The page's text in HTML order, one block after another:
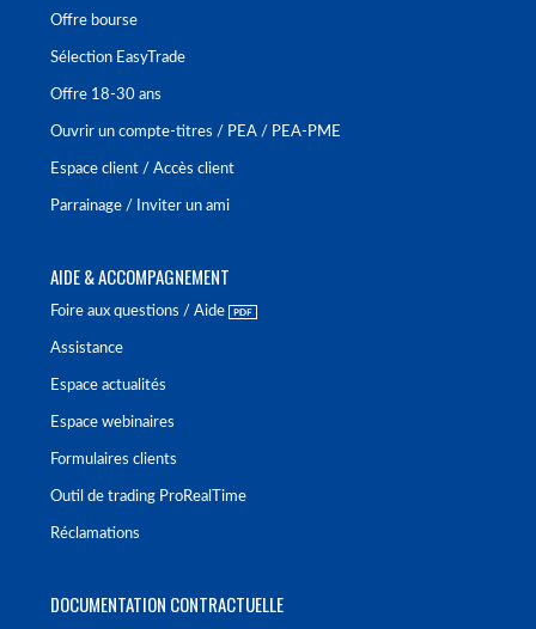
Offre bourse
Sélection EasyTrade
Offre 18-30 ans
Ouvrir un compte-titres / PEA / PEA-PME
Espace client / Accès client
Parrainage / Inviter un ami
AIDE & ACCOMPAGNEMENT
Foire aux questions / Aide
Assistance
Espace actualités
Espace webinaires
Formulaires clients
Outil de trading ProRealTime
Réclamations
DOCUMENTATION CONTRACTUELLE